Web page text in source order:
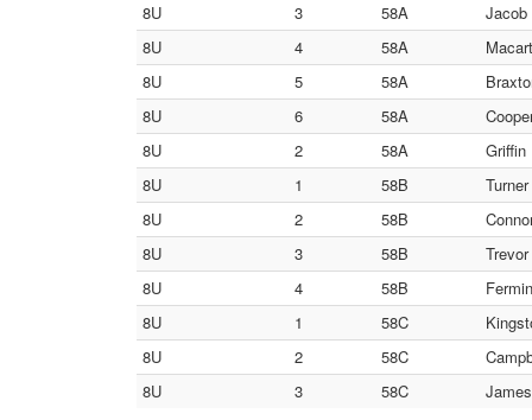
8U
3 58A
Jacob
8U
4 58A
8U
5 58A
8U
6 58A
8U
2 58A
Griffin
8U
1 58B
8U
2 58B
8U
3 58B
8U
4 58B
8U
1 58C
8U
2 58C
8U
3 58C